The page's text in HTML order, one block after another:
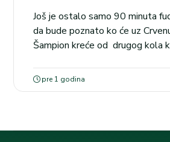
Još je ostalo samo 90 minuta
da bude poznato ko će uz
Šampion kreće od drugog kola
pre 1 godina